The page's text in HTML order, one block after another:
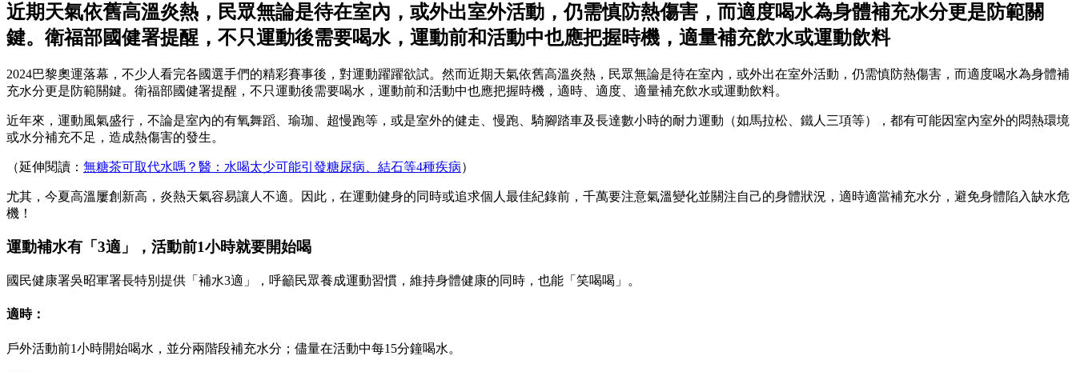
近期天氣依舊高溫炎熱，民眾無論是待在室內，或外出室外活動，仍需慎防熱傷害，而適度喝水為身體補充水分更是防範關
鍵。衛福部國健署提醒，不只運動後需要喝水，運動前和活動中也應把握時機，適量補充飲水或運動飲料
2024巴黎奧運落幕，不少人看完各國選手們的精彩賽事後，對運動躍躍欲試。然而近期天氣依舊高溫炎熱，民眾無論是待在室內，或外出在室外活動，仍需慎防熱傷害，而適度喝水為身體補
充水分更是防範關鍵。衛福部國健署提醒，不只運動後需要喝水，運動前和活動中也應把握時機，適時、適度、適量補充飲水或運動飲料。
近年來，運動風氣盛行，不論是室內的有氧舞蹈、瑜珈、超慢跑等，或是室外的健走、慢跑、騎腳踏車及長達數小時的耐力運動（如馬拉松、鐵人三項等），都有可能因室內室外的悶熱環境
或水分補充不足，造成熱傷害的發生。
（延伸閱讀： 無糖茶可取代水嗎？醫：水喝太少可能引發糖尿病、結石等4種疾病）
尤其，今夏高溫屢創新高，炎熱天氣容易讓人不適。因此，在運動健身的同時或追求個人最佳紀錄前，千萬要注意氣溫變化並關注自己的身體狀況，適時適當補充水分，避免身體陷入缺水危
機！
運動補水有「3適」，活動前1小時就要開始喝
國民健康署吳昭軍署長特別提供「補水3適」，呼籲民眾養成運動習慣，維持身體健康的同時，也能「笑喝喝」。
適時：
戶外活動前1小時開始喝水，並分兩階段補充水分；儘量在活動中每15分鐘喝水。